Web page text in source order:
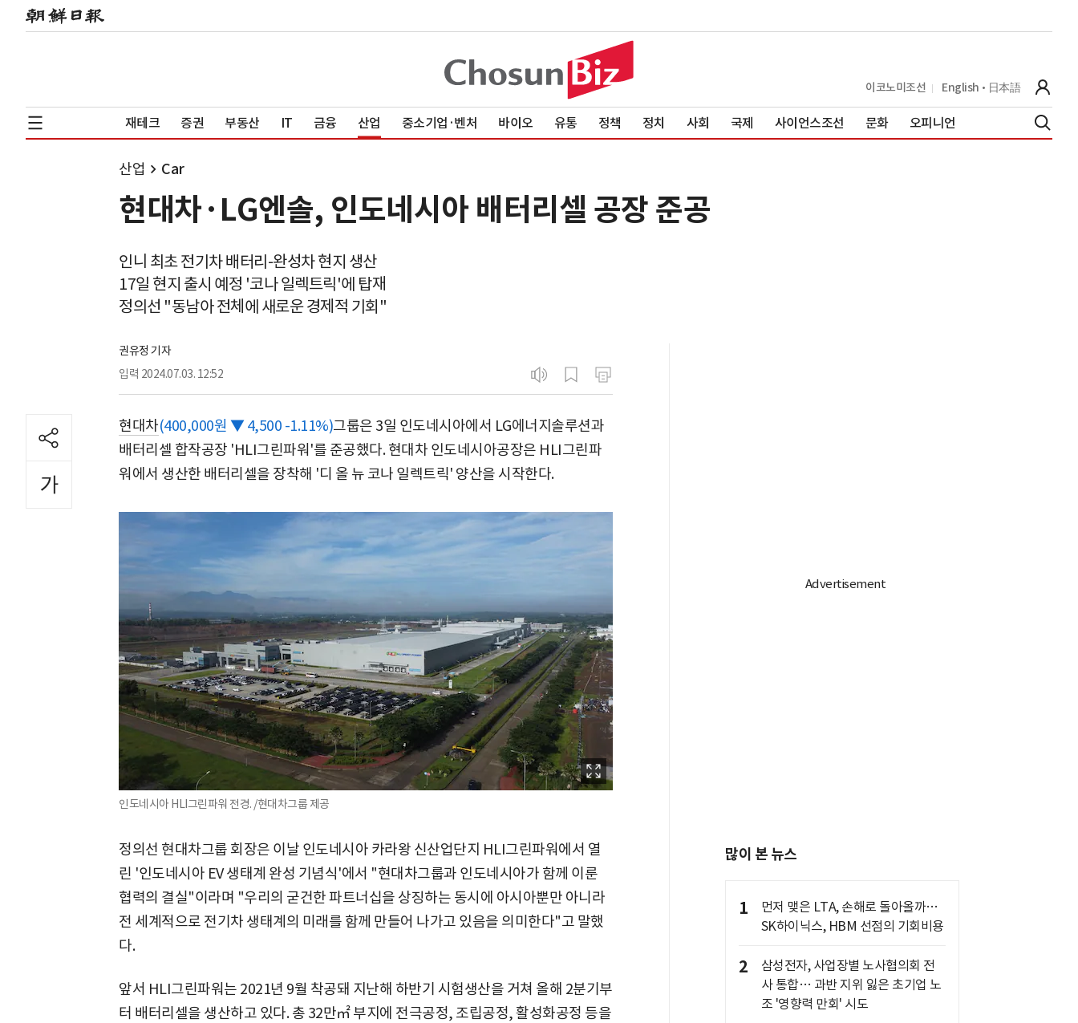
이코노미조선 English 日本語
재테크 증권 부동산 IT 금융 산업 중소기업·벤처 바이오 유통 정책 정치 사회 국제 사이언스조선 문화 오피니언
산업 Car
현대차·LG엔솔, 인도네시아 배터리셀 공장 준공
인니 최초 전기차 배터리-완성차 현지 생산
17일 현지 출시 예정 '코나 일렉트릭'에 탑재
정의선 "동남아 전체에 새로운 경제적 기회"
권유정 기자
입력 2024.07.03. 12:52
현대차(400,000원 ▼ 4,500 -1.11%)그룹은 3일 인도네시아에서 LG에너지솔루션과
배터리셀 합작공장 'HLI그린파워'를 준공했다. 현대차 인도네시아공장은 HLI그린파
워에서 생산한 배터리셀을 장착해 '디 올 뉴 코나 일렉트릭' 양산을 시작한다.
인도네시아 HLI그린파워 전경. /현대차그룹 제공
정의선 현대차그룹 회장은 이날 인도네시아 카라왕 신산업단지 HLI그린파워에서 열
린 '인도네시아 EV 생태계 완성 기념식'에서 "현대차그룹과 인도네시아가 함께 이룬
협력의 결실"이라며 "우리의 굳건한 파트너십을 상징하는 동시에 아시아뿐만 아니라
전 세계적으로 전기차 생태계의 미래를 함께 만들어 나가고 있음을 의미한다"고 말했
다.
앞서 HLI그린파워는 2021년 9월 착공돼 지난해 하반기 시험생산을 거쳐 올해 2분기부
터 배터리셀을 생산하고 있다. 총 32만㎡ 부지에 전극공정, 조립공정, 활성화공정 등을
많이 본 뉴스
1
먼저 맺은 LTA, 손해로 돌아올까…
SK하이닉스, HBM 선점의 기회비용
2
삼성전자, 사업장별 노사협의회 전
사 통합… 과반 지위 잃은 초기업 노
조 '영향력 만회' 시도